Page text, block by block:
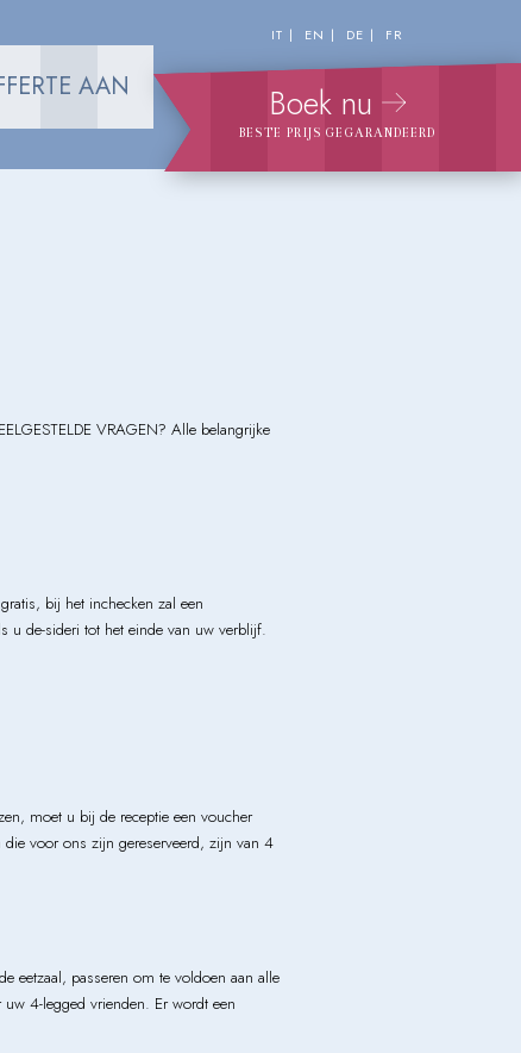
AAN
IT EN DE FR
Boek nu
BESTE PRIJS GEGARANDEERD
VRAGEN? Alle belangrijke
bij het inchecken zal een
u de-sideri tot het einde van uw verblijf.
moet u bij de receptie een voucher
voor ons zijn gereserveerd, zijn van 4
eetzaal, passeren om te voldoen aan alle
4-legged vrienden. Er wordt een